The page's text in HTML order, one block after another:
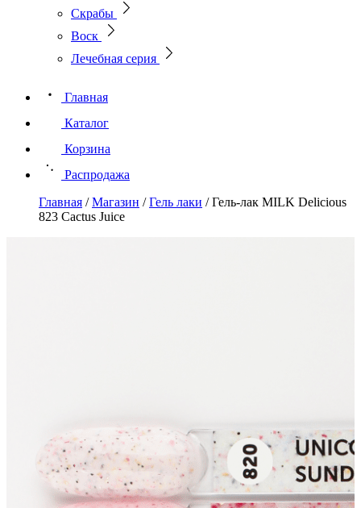
Скрабы
Воск
Лечебная серия
Главная
Каталог
Корзина
Распродажа
Главная /Магазин /Гель лаки /Гель-лак MILK Delicious
823 Cactus Juice